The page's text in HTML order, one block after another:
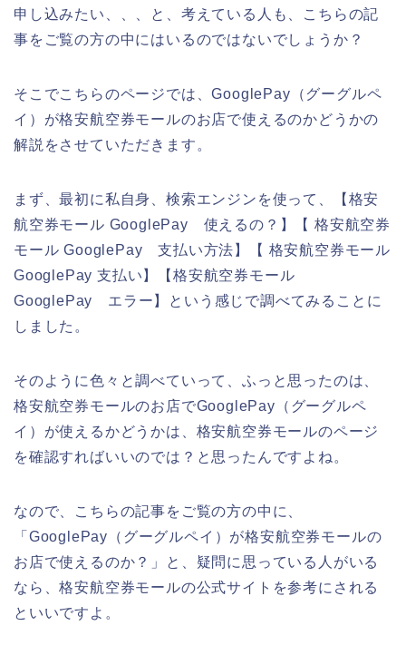
申し込みたい、、、と、考えている人も、こちらの記
事をご覧の方の中にはいるのではないでしょうか？
そこでこちらのページでは、GooglePay（グーグルペ
イ）が格安航空券モールのお店で使えるのかどうかの
解説をさせていただきます。
まず、最初に私自身、検索エンジンを使って、【格安
航空券モール GooglePay 使えるの？】【 格安航空券
モール GooglePay 支払い方法】【 格安航空券モール
GooglePay 支払い】【格安航空券モール
GooglePay エラー】という感じで調べてみることに
しました。
そのように色々と調べていって、ふっと思ったのは、
格安航空券モールのお店でGooglePay（グーグルペ
イ）が使えるかどうかは、格安航空券モールのページ
を確認すればいいのでは？と思ったんですよね。
なので、こちらの記事をご覧の方の中に、
「GooglePay（グーグルペイ）が格安航空券モールの
お店で使えるのか？」と、疑問に思っている人がいる
なら、格安航空券モールの公式サイトを参考にされる
といいですよ。